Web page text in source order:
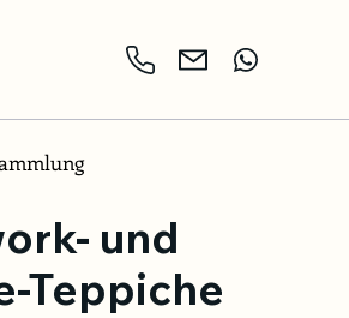
und
Teppiche